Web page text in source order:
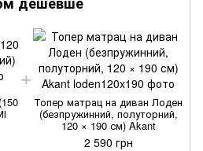
Топер матрац на диван Лоден
(безпружинний, полуторний,
120 × 190 см) Akant
2 590 грн